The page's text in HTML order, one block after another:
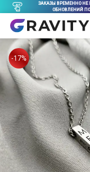
ЗАКАЗЫ ВРЕМЕННО
ОБНОВЛЕНИЙ
-17%